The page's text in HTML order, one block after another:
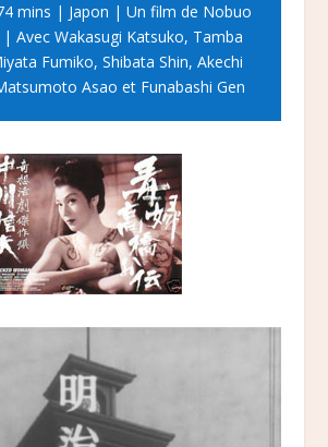
mins | Japon | Un film de Nobuo
Avec Wakasugi Katsuko, Tamba
Fumiko, Shibata Shin, Akechi
Asao et Funabashi Gen